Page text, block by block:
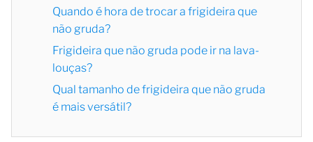
Quando é hora de trocar a frigideira que
não gruda?
Frigideira que não gruda pode ir na lava-
louças?
Qual tamanho de frigideira que não gruda
é mais versátil?